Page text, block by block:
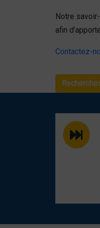
Notre
afin
Contactez-